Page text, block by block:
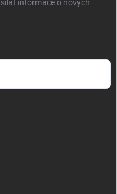
informace o nových